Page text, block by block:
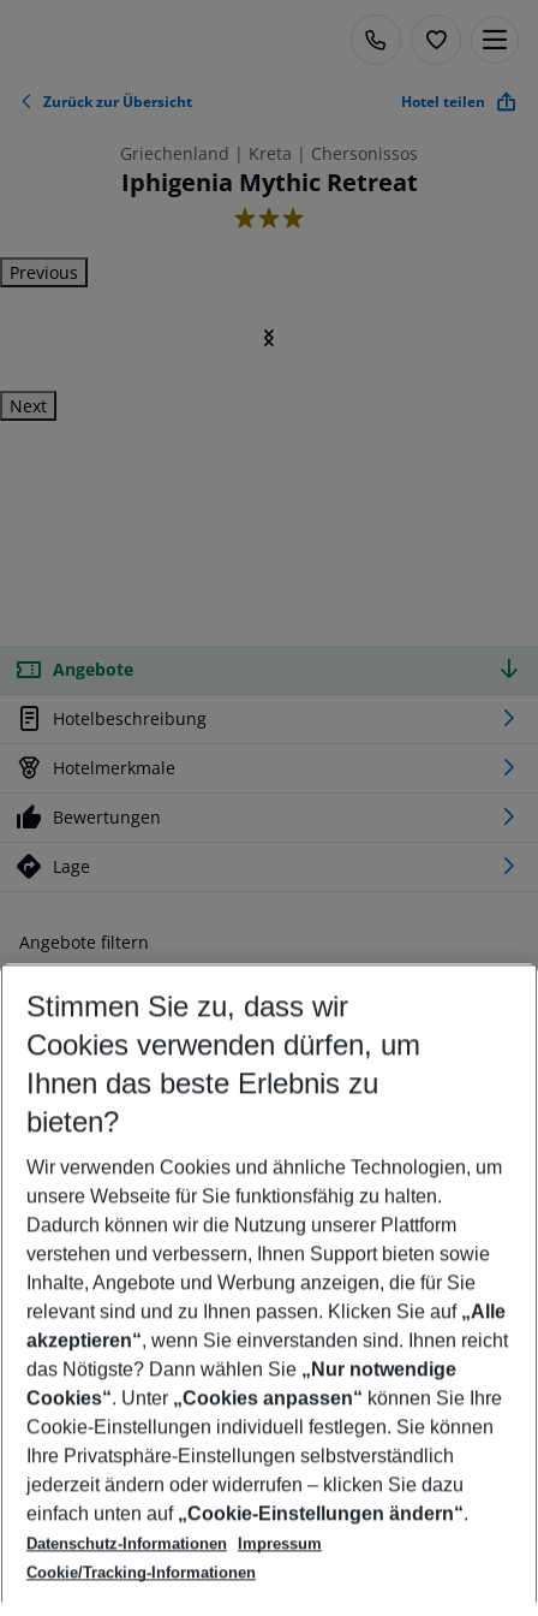
Zurück zur Übersicht Hotel teilen
Griechenland | Kreta | Chersonissos
Iphigenia Mythic Retreat
3
Previous
Next
Angebote
Hotelbeschreibung
Hotelmerkmale
Bewertungen
Lage
Angebote filtern
Ändern Sie Ihre Kriterien nach Ihren Wünschen
Abflughafen wählen
Beliebiger Abflughafen
Reisezeitraum wählen
09.08.26– 07.08.27 5-8 Nächte
2 Erwachsene Keine Kinder
Mehr Filter anzeigen
Footer
Footer navigation
Über uns
AGB
Cookie-Einstellungen ändern
Cookie-Richtlinie
Datenschutz
Service & Hilfe
Barrierefreies Reisen
Check-in
Folgen Sie uns
Stimmen Sie zu, dass wir
Cookies verwenden dürfen, um
Ihnen das beste Erlebnis zu
bieten?
Wir verwenden Cookies und ähnliche Technologien, um
unsere Webseite für Sie funktionsfähig zu halten.
Dadurch können wir die Nutzung unserer Plattform
verstehen und verbessern, Ihnen Support bieten sowie
Inhalte, Angebote und Werbung anzeigen, die für Sie
relevant sind und zu Ihnen passen. Klicken Sie auf „Alle
akzeptieren“, wenn Sie einverstanden sind. Ihnen reicht
das Nötigste? Dann wählen Sie „Nur notwendige
Cookies“. Unter „Cookies anpassen“ können Sie Ihre
Cookie-Einstellungen individuell festlegen. Sie können
Ihre Privatsphäre-Einstellungen selbstverständlich
jederzeit ändern oder widerrufen – klicken Sie dazu
einfach unten auf „Cookie-Einstellungen ändern“.
Datenschutz-Informationen
Impressum
Cookie/Tracking-Informationen